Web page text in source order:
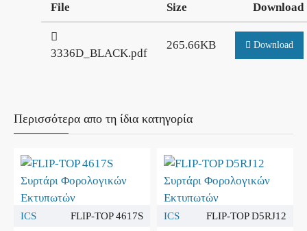
File Size Download
3336D_BLACK.pdf
265.66KB Download
Περισσότερα απο τη ίδια κατηγορία
ICS FLIP-TOP 4617S ICS FLIP-TOP D5RJ12